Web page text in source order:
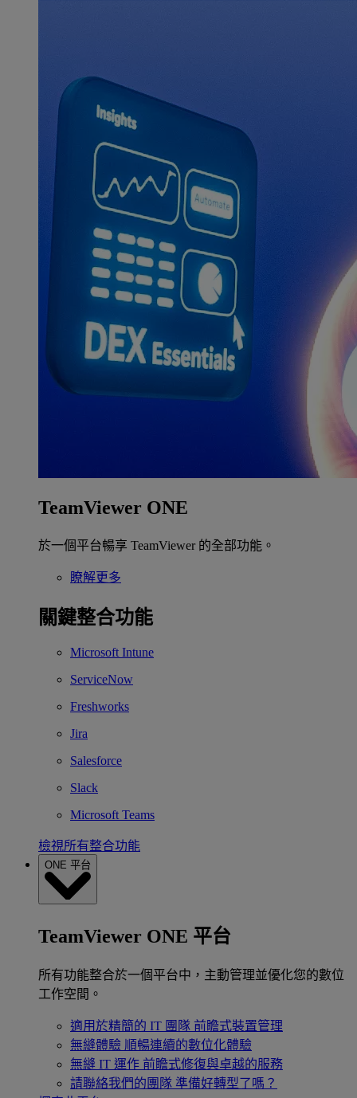
TeamViewer ONE
於一個平台暢享 TeamViewer 的全部功能。
瞭解更多
關鍵整合功能
Microsoft Intune
ServiceNow
Freshworks
Jira
Salesforce
Slack
Microsoft Teams
檢視所有整合功能
ONE 平台
TeamViewer ONE 平台
所有功能整合於一個平台中，主動管理並優化您的數位
工作空間。
適用於精簡的 IT 團隊 前瞻式裝置管理
無縫體驗 順暢連續的數位化體驗
無縫 IT 運作 前瞻式修復與卓越的服務
請聯絡我們的團隊 準備好轉型了嗎？